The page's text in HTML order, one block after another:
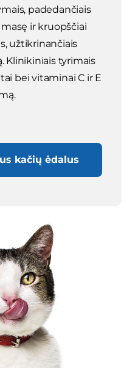
padedančiais
ir kruopščiai
užtikrinančiais
Klinikiniais tyrimais
bei vitaminai C ir E
kačių ėdalus